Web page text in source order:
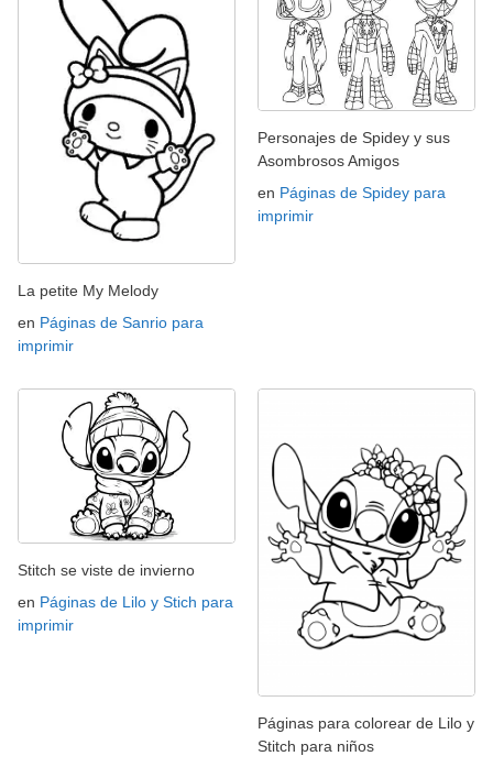
La petite My Melody
en Páginas de Sanrio para
imprimir
Personajes de Spidey y sus
Asombrosos Amigos
en Páginas de Spidey para
imprimir
Stitch se viste de invierno
en Páginas de Lilo y Stich para
imprimir
Páginas para colorear de Lilo y
Stitch para niños